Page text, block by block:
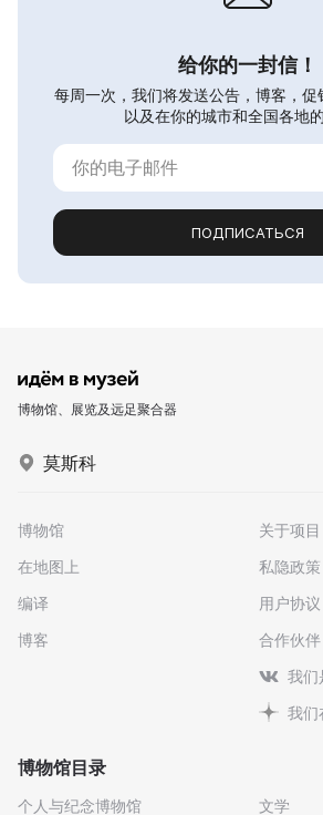
给你的一封信！
每周一次，我们将发送公告，博客，促
以及在你的城市和全国各地的
ПОДПИСАТЬСЯ
博物馆、展览及远足聚合器
莫斯科
博物馆
在地图上
编译
博客
关于项目
私隐政策
用户协议
合作伙伴
我
我们
博物馆目录
个人与纪念博物馆 文学